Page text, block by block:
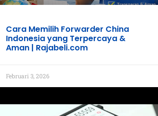
Cara Memilih Forwarder China
Indonesia yang Terpercaya &
Aman | Rajabeli.com
Februari 3, 2026